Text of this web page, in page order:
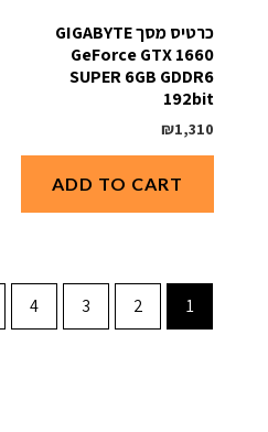
כרטיס מסך GIGABYTE
GeForce GTX 1660
SUPER 6GB GDDR6
192bit
₪1,310
ADD TO CART
1
2
3
4